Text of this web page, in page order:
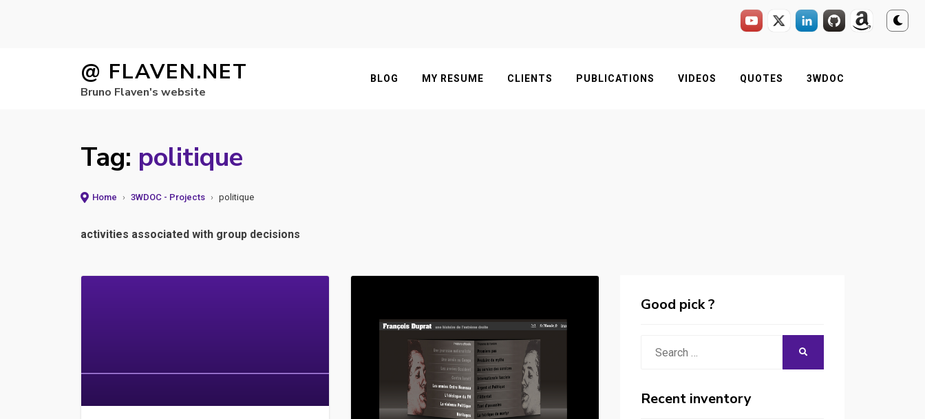
@ FLAVEN.NET
Bruno Flaven's website
BLOG MY RESUME CLIENTS PUBLICATIONS VIDEOS QUOTES 3WDOC
Tag: politique
Home › 3WDOC - Projects › politique
activities associated with group decisions
Good pick ?
Recent inventory